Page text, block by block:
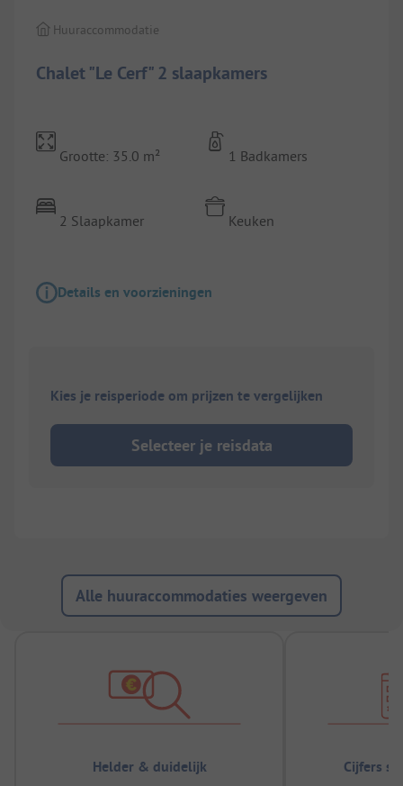
Chalet "Le Cerf" 2 slaapkamers
Huuraccommodatie
Grootte: 35.0 m²
2 Slaapkamer
1 Badkamers
Keuken
Details en voorzieningen
Kies je reisperiode om prijzen te vergelijken
Selecteer je reisdata
Alle huuraccommodaties weergeven
Helder & duidelijk Cijfers